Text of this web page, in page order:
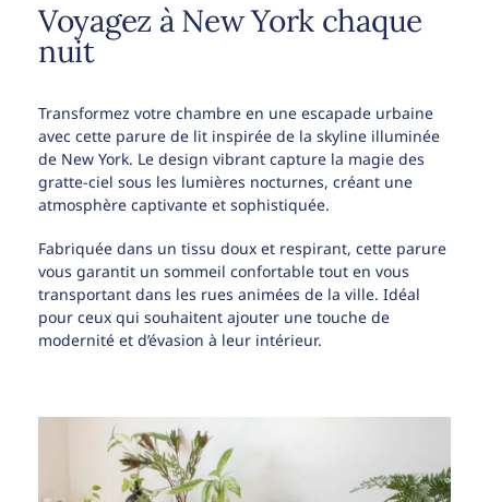
Voyagez à New York chaque
nuit
Transformez votre chambre en une escapade urbaine
avec cette parure de lit inspirée de la skyline illuminée
de New York. Le design vibrant capture la magie des
gratte-ciel sous les lumières nocturnes, créant une
atmosphère captivante et sophistiquée.
Fabriquée dans un tissu doux et respirant, cette parure
vous garantit un sommeil confortable tout en vous
transportant dans les rues animées de la ville. Idéal
pour ceux qui souhaitent ajouter une touche de
modernité et d’évasion à leur intérieur.